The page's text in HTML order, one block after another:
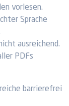
vorlesen.
Sprache
ausreichend.
PDFs
barrierefrei